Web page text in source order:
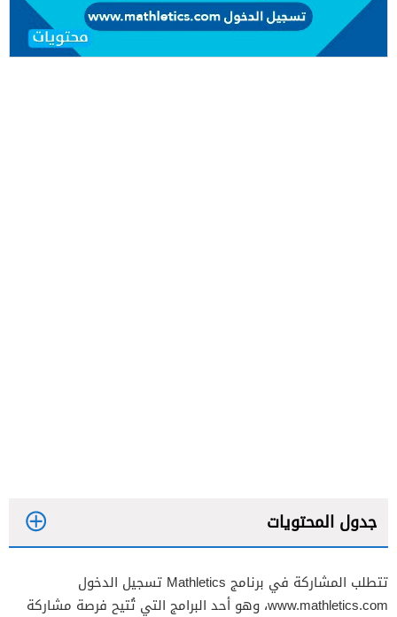
جدول المحتويات
تتطلب المشاركة في برنامج Mathletics تسجيل الدخول
www.mathletics.com، وهو أحد البرامج التي تُتيح فرصة مشاركة